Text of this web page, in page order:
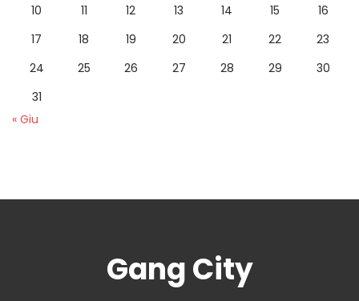
10
11 12 13 14 15
16
17
18 19 20 21 22
23
24
25 26 27 28 29
30
31
« Giu
Gang City